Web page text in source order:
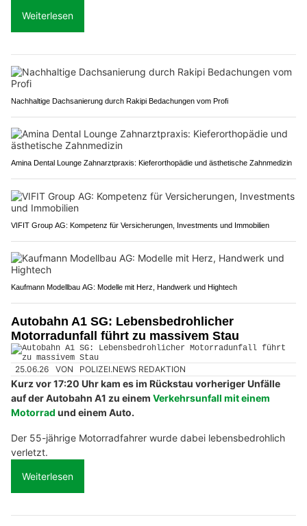
Weiterlesen
Nachhaltige Dachsanierung durch Rakipi Bedachungen vom Profi
Amina Dental Lounge Zahnarztpraxis: Kieferorthopädie und ästhetische Zahnmedizin
VIFIT Group AG: Kompetenz für Versicherungen, Investments und Immobilien
Kaufmann Modellbau AG: Modelle mit Herz, Handwerk und Hightech
Autobahn A1 SG: Lebensbedrohlicher
Motorradunfall führt zu massivem Stau
25.06.26 VON POLIZEI.NEWS REDAKTION
Kurz vor 17:20 Uhr kam es im Rückstau vorheriger Unfälle
auf der Autobahn A1 zu einem Verkehrsunfall mit einem
Motorrad und einem Auto.
Der 55-jährige Motorradfahrer wurde dabei lebensbedrohlich
verletzt.
Weiterlesen